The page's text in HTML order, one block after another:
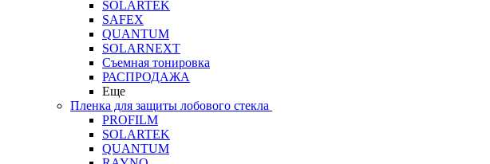
SOLARTEK
SAFEX
QUANTUM
SOLARNEXT
Съемная тонировка
РАСПРОДАЖА
Еще
Пленка для защиты лобового стекла
PROFILM
SOLARTEK
QUANTUM